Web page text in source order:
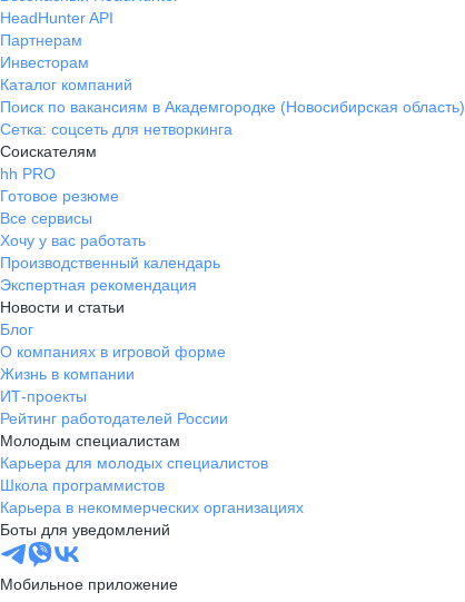
HeadHunter API
Партнерам
Инвесторам
Каталог компаний
Поиск по вакансиям в Академгородке (Новосибирская область)
Сетка: соцсеть для нетворкинга
Соискателям
hh PRO
Готовое резюме
Все сервисы
Хочу у вас работать
Производственный календарь
Экспертная рекомендация
Новости и статьи
Блог
О компаниях в игровой форме
Жизнь в компании
ИТ-проекты
Рейтинг работодателей России
Молодым специалистам
Карьера для молодых специалистов
Школа программистов
Карьера в некоммерческих организациях
Боты для уведомлений
Мобильное приложение